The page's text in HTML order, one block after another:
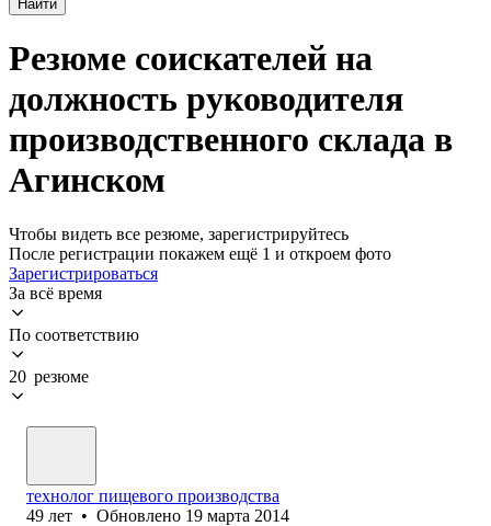
Найти
Резюме соискателей на
должность руководителя
производственного склада в
Агинском
Чтобы видеть все резюме, зарегистрируйтесь
После регистрации покажем ещё 1 и откроем фото
Зарегистрироваться
За всё время
По соответствию
20 резюме
технолог пищевого производства
49 лет • Обновлено 19 марта 2014